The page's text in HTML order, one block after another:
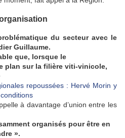
du secteur avec le
Guillaume.
que, lorsque le
plan sur la filière viti-vinicole,
repoussées : Hervé Morin y
à davantage d’union entre les
organisés pour être en
».